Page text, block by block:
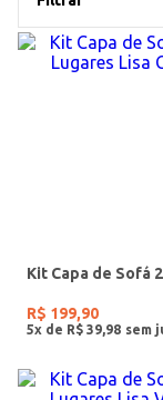
R$ 199,90
5x de R$ 39 98